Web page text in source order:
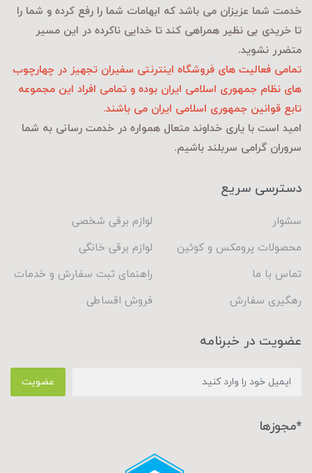
خدمت شما عزیزان می باشد که ابهامات شما را رفع کرده و شما را
تا خریدی بی نظیر همراهی کند تا خدایی ناکرده در این مسیر
متضرر نشوید.
تمامی فعالیت های فروشگاه اینترنتی سفیران تجهیز در چهارچوب
های نظام جمهوری اسلامی ایران بوده و تمامی افراد این مجموعه
تابع قوانین جمهوری اسلامی ایران می باشند.
امید است با یاری خداوند متعال همواره در خدمت رسانی به شما
سروران گرامی سربلند باشیم.
دسترسی سریع
سشوار
لوازم برقی شخصی
محصولات پرومکس و کوئین
لوازم برقی خانگی
تماس با ما
راهنمای ثبت سفارش و خدمات
رهگیری سفارش
فروش اقساطی
عضویت در خبرنامه
عضویت
*مجوزها